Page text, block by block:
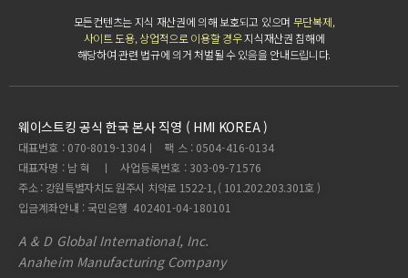
모든컨텐츠는 지식 재산권에 의해 보호되고 있으며 무단복제,
사이트 도용, 상업적으로 이용할 경우지식재산권 침해에
해당하여 관련 법규에 의거 처벌될 수 있음을 안내드립니다.
웨이스트킹 공식 한국 본사 직영 ( HMI KOREA )
대표번호 : 070-8019-1304ㅣ 팩 스 : 0504-416-0134
대표자명 : 남 혁 ㅣ 사업등록번호 : 303-09-71576
주소 : 강원특별자치도 원주시 치악로 1522-1, ( 101.202.203.301호 )
입금계좌안내 : 국민은행 402401-04-180101
A & D Global International, Inc.
Anaheim Manufacturing Company